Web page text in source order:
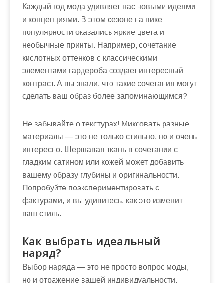
Каждый год мода удивляет нас новыми идеями
и концепциями. В этом сезоне на пике
популярности оказались яркие цвета и
необычные принты. Например, сочетание
кислотных оттенков с классическими
элементами гардероба создает интересный
контраст. А вы знали, что такие сочетания могут
сделать ваш образ более запоминающимся?
Не забывайте о текстурах! Миксовать разные
материалы — это не только стильно, но и очень
интересно. Шершавая ткань в сочетании с
гладким сатином или кожей может добавить
вашему образу глубины и оригинальности.
Попробуйте поэкспериментировать с
фактурами, и вы удивитесь, как это изменит
ваш стиль.
Как выбрать идеальный
наряд?
Выбор наряда — это не просто вопрос моды,
но и отражение вашей индивидуальности.